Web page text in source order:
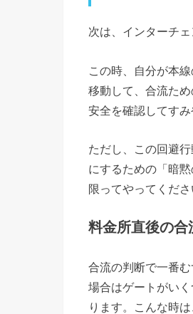
次は、インターチ
この時、自分が本
移動して、合流た
安全を確認してすみ
ただし、この回避
にするための「暗
限ってやってくだ
料金所直後の合
合流の判断で一番
場合はゲートがい
ります。こんな時